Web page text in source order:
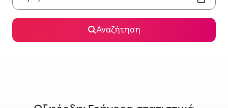
Αναζήτηση